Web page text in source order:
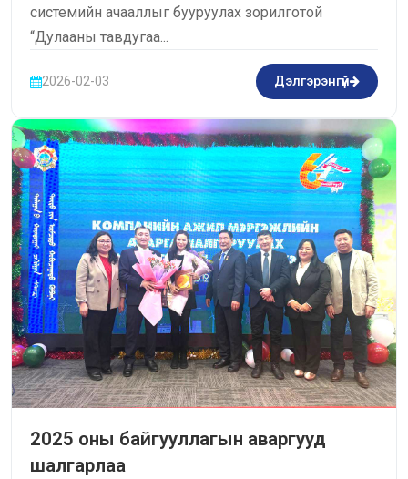
системийн ачааллыг бууруулах зорилготой
“Дулааны тавдугаа...
2026-02-03 Дэлгэрэнгүй
2025 оны байгууллагын аваргууд
шалгарлаа